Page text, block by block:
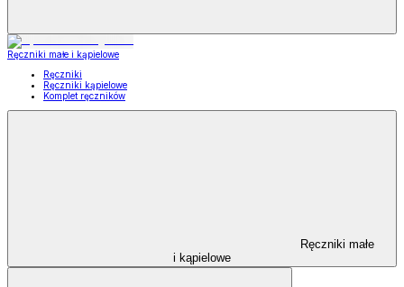
Ręczniki małe i kąpielowe
Ręczniki
Ręczniki kąpielowe
Komplet ręczników
Ręczniki małe
i kąpielowe